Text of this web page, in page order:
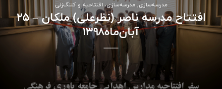
مدرسه‌سازی,مدرسه‌سازی، افتتاحیه و کلنگ‌زنی
افتتاح مدرسه ناصر (نظرعلی) ملکان – ۲۵
آبان‌ماه۱۳۹۸